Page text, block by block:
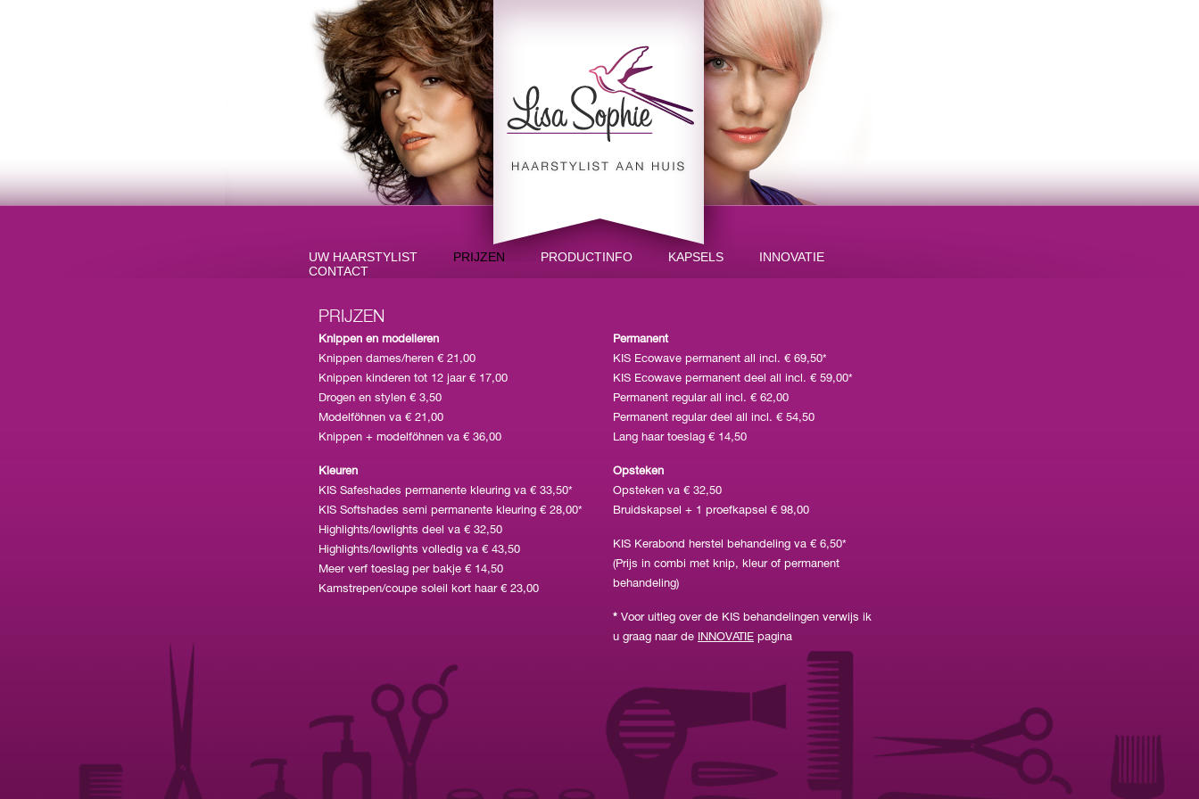
UW HAARSTYLIST PRIJZEN PRODUCTINFO KAPSELS
INNOVATIE
CONTACT
PRIJZEN
Knippen en modelleren
Knippen dames/heren € 21,00
Knippen kinderen tot 12 jaar € 17,00
Drogen en stylen € 3,50
Modelföhnen va € 21,00
Knippen + modelföhnen va € 36,00
Kleuren
KIS Safeshades permanente kleuring va € 33,50*
KIS Softshades semi permanente kleuring € 28,00*
Highlights/lowlights deel va € 32,50
Highlights/lowlights volledig va € 43,50
Meer verf toeslag per bakje € 14,50
Kamstrepen/coupe soleil kort haar € 23,00
Permanent
KIS Ecowave permanent all incl. € 69,50*
KIS Ecowave permanent deel all incl. € 59,00*
Permanent regular all incl. € 62,00
Permanent regular deel all incl. € 54,50
Lang haar toeslag € 14,50
Opsteken
Opsteken va € 32,50
Bruidskapsel + 1 proefkapsel € 98,00
KIS Kerabond herstel behandeling va € 6,50*
(Prijs in combi met knip, kleur of permanent
behandeling)
* Voor uitleg over de KIS behandelingen verwijs ik
u graag naar de
INNOVATIE pagina